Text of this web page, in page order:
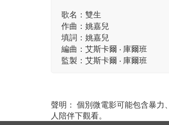
歌名：雙生
作曲：姚嘉兒
填詞：姚嘉兒
編曲：艾斯卡爾 ‧ 庫爾班
監製：艾斯卡爾 ‧ 庫爾班
聲明： 個別微電影可能包含暴
人陪伴下觀看。